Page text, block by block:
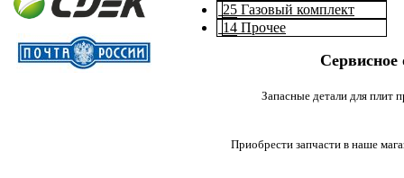
25 Газовый комплект
14 Прочее
Сервисное
Запасные детали для плит
Приобрести запчасти в наше